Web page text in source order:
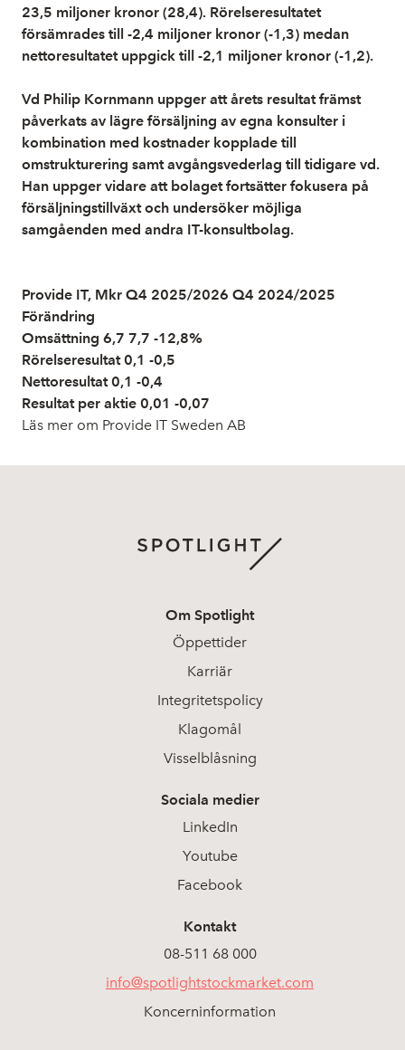
23,5 miljoner kronor (28,4). Rörelseresultatet
försämrades till -2,4 miljoner kronor (-1,3) medan
nettoresultatet uppgick till -2,1 miljoner kronor (-1,2).
Vd Philip Kornmann uppger att årets resultat främst
påverkats av lägre försäljning av egna konsulter i
kombination med kostnader kopplade till
omstrukturering samt avgångsvederlag till tidigare vd.
Han uppger vidare att bolaget fortsätter fokusera på
försäljningstillväxt och undersöker möjliga
samgåenden med andra IT-konsultbolag.
Provide IT, Mkr Q4 2025/2026 Q4 2024/2025
Förändring
Omsättning 6,7 7,7 -12,8%
Rörelseresultat 0,1 -0,5
Nettoresultat 0,1 -0,4
Resultat per aktie 0,01 -0,07
Läs mer om Provide IT Sweden AB
Om Spotlight
Öppettider
Karriär
Integritetspolicy
Klagomål
Visselblåsning
Sociala medier
LinkedIn
Youtube
Facebook
Kontakt
08-511 68 000
info@spotlightstockmarket.com
Koncerninformation